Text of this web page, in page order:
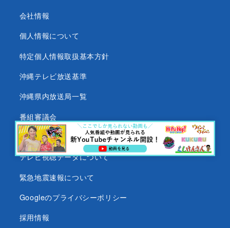
会社情報
個人情報について
特定個人情報取扱基本方針
沖縄テレビ放送基準
沖縄県内放送局一覧
番組審議会
沖縄テレビ名義の後援依頼について
テレビ視聴データについて
緊急地震速報について
Googleのプライバシーポリシー
採用情報